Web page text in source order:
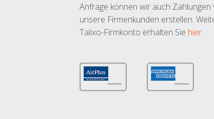
Anfrage können wir auch Zahlungen
unsere Firmenkunden erstellen.
Talixo-Firmkonto erhalten Sie hier.